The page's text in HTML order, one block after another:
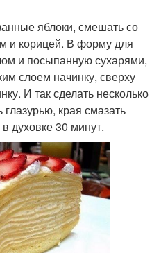
яблоки, смешать со
и корицей. В форму для
и посыпанную сухарями,
слоем начинку, сверху
И так сделать несколько
края смазать
духовке 30 минут.